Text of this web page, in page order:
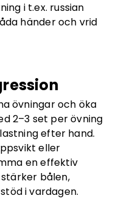
i t.ex. russian
händer och vrid
övningar och öka
2–3 set per övning
efter hand.
eller
en effektiv
bålen,
i vardagen.